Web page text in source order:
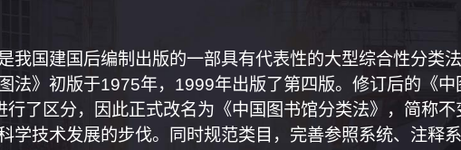
我国建国后编制出版的一部具有代表性的大型综合性分类
法》初版于1975年，1999年出版了第四版。修订后的《中
了区分，因此正式改名为《中国图书馆分类法》，简称不
学技术发展的步伐。同时规范类目，完善参照系统、注释